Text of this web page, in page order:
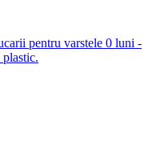
pentru varstele 0 luni -